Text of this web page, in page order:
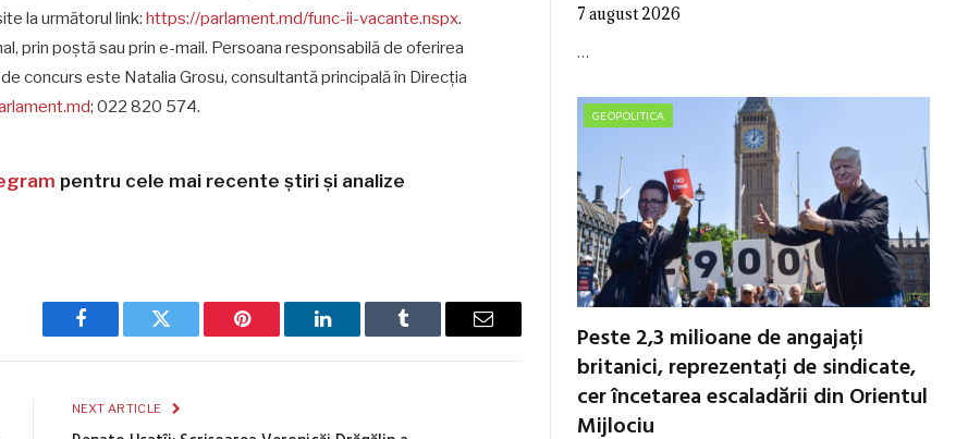
la următorul link: https://parlament.md/func-ii-vacante.nspx.
prin poștă sau prin e-mail. Persoana responsabilă de oferirea
concurs este Natalia Grosu, consultantă principală în Direcția
; 022 820 574.
pentru cele mai recente știri și analize
Facebook Twitter Pinterest LinkedIn Tumblr Email
NEXT ARTICLE
7 august 2026
…
GEOPOLITICA
Peste 2,3 milioane de angajați
britanici, reprezentați de sindicate,
cer încetarea escaladării din Orientul
Mijlociu